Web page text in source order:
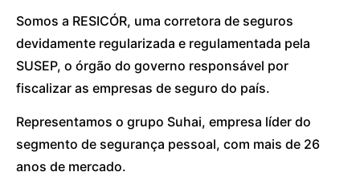
Somos a RESICÓR, uma corretora de seguros
devidamente regularizada e regulamentada pela
SUSEP, o órgão do governo responsável por
fiscalizar as empresas de seguro do país.
Representamos o grupo Suhai, empresa líder do
segmento de segurança pessoal, com mais de 26
anos de mercado.